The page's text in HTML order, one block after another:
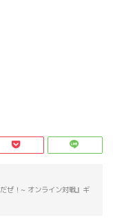
ぜ！~ オンライン対戦』ギ